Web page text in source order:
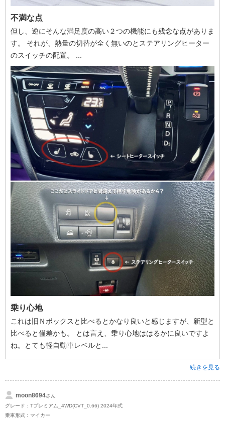
不満な点
但し、逆にそんな満足度の高い２つの機能にも残念な点がありま
す。 それが、熱量の切替が全く無いのとステアリングヒーター
のスイッチの配置。 ...
乗り心地
これは旧Ｎボックスと比べるとかなり良いと感じますが、新型と
比べると僅差かも。 とは言え、乗り心地ははるかに良いですよ
ね。とても軽自動車レベルと...
続きを見る
moon8694さん
グレード：Tプレミアム_4WD(CVT_0.66) 2024年式
乗車形式：マイカー